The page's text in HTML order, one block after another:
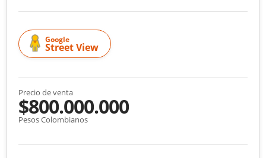
Google
Street View
Precio de venta
$800.000.000
Pesos Colombianos